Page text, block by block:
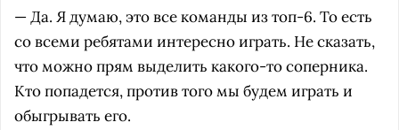
— Да. Я думаю, это все команды из топ-6. То есть
со всеми ребятами интересно играть. Не сказать,
что можно прям выделить какого-то соперника.
Кто попадется, против того мы будем играть и
обыгрывать его.